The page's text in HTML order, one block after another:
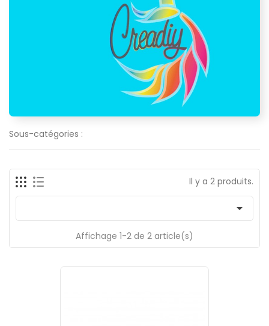
Sous-catégories :
Il y a 2 produits.

Affichage 1-2 de 2 article(s)